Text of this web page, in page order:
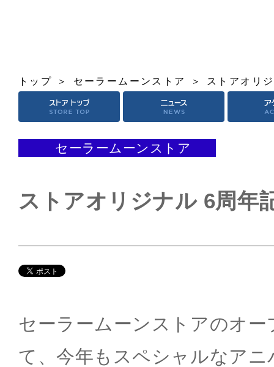
トップ セーラームーンストア ストアオリ
セーラームーンストア
ストアオリジナル 6周年
セーラームーンストアのオ
て、今年もスペシャルなア